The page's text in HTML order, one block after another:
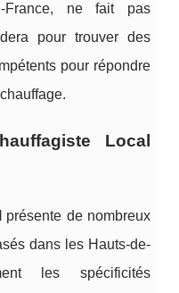
France, ne fait pas
pour trouver des
pour répondre
Local
présente de nombreux
dans les Hauts-de-
les spécificités